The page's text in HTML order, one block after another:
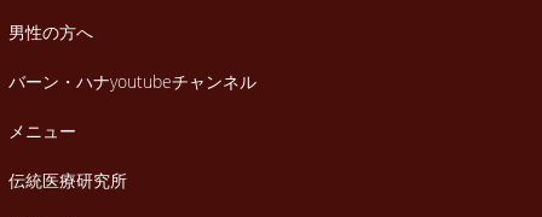
男性の方へ
バーン・ハナyoutubeチャンネル
メニュー
伝統医療研究所